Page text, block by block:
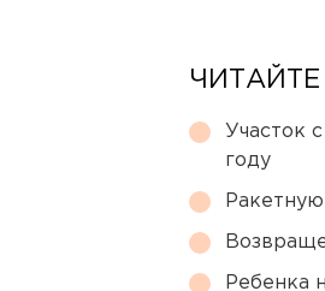
Участок
году
Ребенка